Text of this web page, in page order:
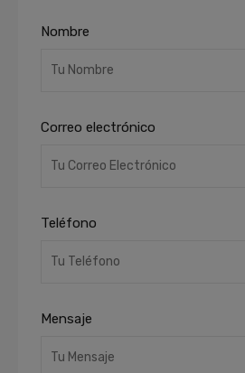
Nombre
Correo electrónico
Teléfono
Mensaje